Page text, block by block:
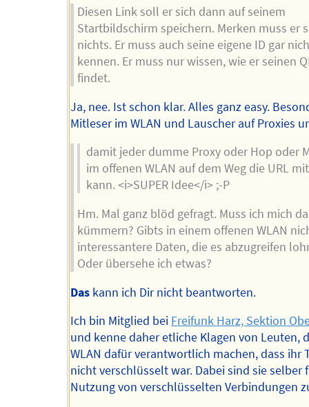
Diesen Link soll er sich dann auf seinem
Startbildschirm speichern. Merken muss er
nichts. Er muss auch seine eigene ID gar
kennen. Er muss nur wissen, wie er seinen
findet.
Ja, nee. Ist schon klar. Alles ganz easy.
Mitleser im WLAN und Lauscher auf Proxies
damit jeder dumme Proxy oder Hop oder
im offenen WLAN auf dem Weg die URL
kann. <i>SUPER Idee</i> ;-P
Hm. Mal ganz blöd gefragt. Muss ich mich
kümmern? Gibts in einem offenen WLAN
interessantere Daten, die es abzugreifen
Oder übersehe ich etwas?
Das kann ich Dir nicht beantworten.
Ich bin Mitglied bei Freifunk Harz, Sektion
und kenne daher etliche Klagen von Leuten,
WLAN dafür verantwortlich machen, dass ihr
nicht verschlüsselt war. Dabei sind sie selber
Nutzung von verschlüsselten Verbindungen